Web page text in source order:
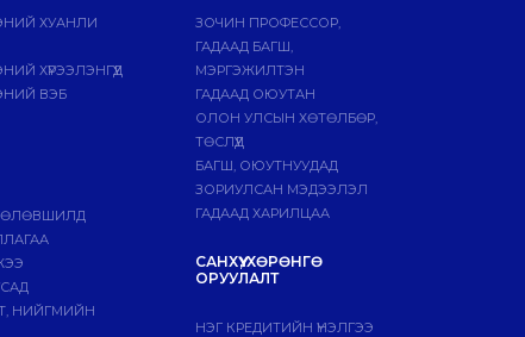
ХУАНЛИ
ХҮРЭЭЛЭНГҮҮД
ВЭБ
НИЙГМИЙН
ЗОЧИН ПРОФЕССОР,
ГАДААД БАГШ,
МЭРГЭЖИЛТЭН
ГАДААД ОЮУТАН
ОЛОН УЛСЫН ХӨТӨЛБӨР,
ТӨСЛҮҮД
БАГШ, ОЮУТНУУДАД
ЗОРИУЛСАН МЭДЭЭЛЭЛ
ГАДААД ХАРИЛЦАА
САНХҮҮ, ХӨРӨНГӨ
ОРУУЛАЛТ
НЭГ КРЕДИТИЙН ҮНЭЛГЭЭ